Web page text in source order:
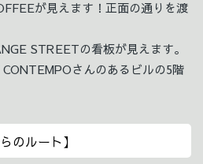
が見えます！正面の通りを渡
STREETの看板が見えます。
さんのあるビルの5階
のルート】